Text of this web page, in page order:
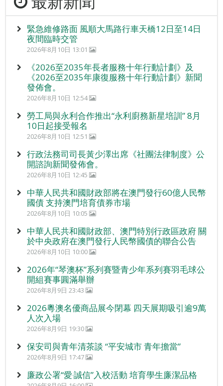
緊急維修路面 風順大馬路行車天橋12日至14日
夜間臨時交管
2026年8月10日 13:01
《2026至2035年長者服務十年行動計劃》及
《2026至2035年康復服務十年行動計劃》新聞
發佈會。
2026年8月10日 12:54
勞工局與永利合作推出“永利廚務新星培訓” 8月
10日起接受報名
2026年8月10日 12:51
行政法務司司長黃少澤出席《社團法律制度》公
開諮詢新聞發佈會。
2026年8月10日 12:45
中華人民共和國財政部將在澳門發行60億人民幣
國債 支持澳門培育債券市場
2026年8月10日 10:05
中華人民共和國財政部、澳門特別行政區政府 關
於中央政府在澳門發行人民幣國債的聯合公告
2026年8月10日 10:00
2026年“琴澳杯”系列賽暨青少年系列賽羽毛球公
開組賽事圓滿舉辦
2026年8月9日 23:43
2026粵澳名優商品展今閉幕 四天展期吸引逾9萬
人次入場
2026年8月9日 19:30
保安司與青年清茶談 “平安城市 青年擔當”
2026年8月9日 17:47
廉政公署“愛‧誠信”入校活動 培育學生廉潔品格